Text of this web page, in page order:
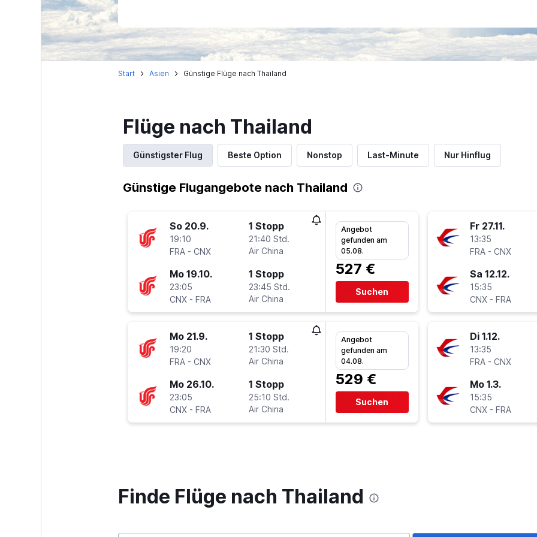
Start Asien Günstige Flüge nach Thailand
Flüge nach Thailand
Günstigster Flug Beste Option Nonstop Last-Minute Nur Hinflug
Günstige Flugangebote nach Thailand
So 20.9.
19:10
FRA - CNX
1 Stopp
21:40 Std.
Air China
Mo 19.10.
23:05
CNX- FRA
1 Stopp
23:45 Std.
Air China
Angebot
gefunden am
05.08.
527 €
Suchen
Mo 21.9.
19:20
FRA - CNX
1 Stopp
21:30 Std.
Air China
Mo 26.10.
23:05
CNX- FRA
1 Stopp
25:10 Std.
Air China
Angebot
gefunden am
04.08.
529 €
Suchen
Fr 27.11.
13:35
FRA - CNX
Sa 12.12.
15:35
CNX- FRA
Di 1.12.
13:35
FRA - CNX
Mo 1.3.
15:35
CNX- FRA
Finde Flüge nach Thailand